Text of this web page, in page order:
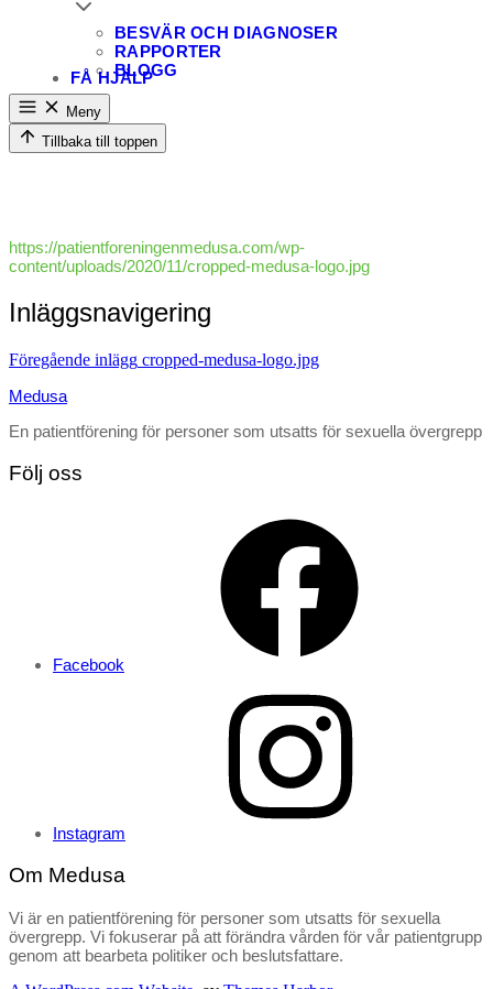
BESVÄR OCH DIAGNOSER
RAPPORTER
BLOGG
FÅ HJÄLP
Meny
Tillbaka till toppen
https://patientforeningenmedusa.com/wp-
content/uploads/2020/11/cropped-medusa-logo.jpg
Inläggsnavigering
Föregående inlägg cropped-medusa-logo.jpg
Medusa
En patientförening för personer som utsatts för sexuella övergrepp
Följ oss
Facebook
Instagram
Om Medusa
Vi är en patientförening för personer som utsatts för sexuella
övergrepp. Vi fokuserar på att förändra vården för vår patientgrupp
genom att bearbeta politiker och beslutsfattare.